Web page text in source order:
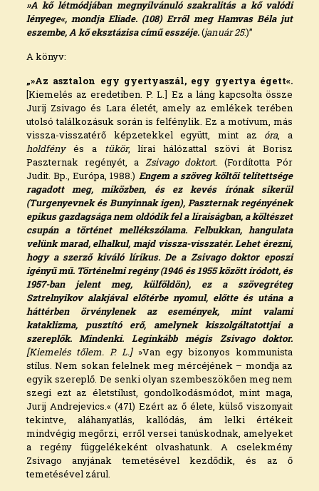
»A kő létmódjában megnyilvánuló szakralitás a kő valódi
lényege«, mondja Eliade. (108) Erről meg Hamvas Béla jut
eszembe, A kő eksztázisa című esszéje.(január 25.)”
A könyv:
„»Az asztalon egy gyertyaszál, egy gyertya égett«.
[Kiemelés az eredetiben. P. L.] Ez a láng kapcsolta össze
Jurij Zsivago és Lara életét, amely az emlékek terében
utolsó találkozásuk során is felfénylik. Ez a motívum, más
vissza-visszatérő képzetekkel együtt, mint az óra, a
holdfényés a tükör, lírai hálózattal szövi át Borisz
Paszternak regényét, a Zsivago doktort. (Fordította Pór
Judit. Bp., Európa, 1988.) Engem a szöveg költői telítettsége
ragadott meg, miközben, és ez kevés írónak sikerül
(Turgenyevnek és Bunyinnak igen), Paszternak regényének
epikus gazdagsága nem oldódik fel a líraiságban, a költészet
csupán a történet mellékszólama. Felbukkan, hangulata
velünk marad, elhalkul, majd vissza-visszatér. Lehet érezni,
hogy a szerző kiváló lírikus. De a Zsivago doktor eposzi
igényű mű. Történelmi regény (1946 és 1955 között íródott, és
1957-ban jelent meg, külföldön), ez a szövegréteg
Sztrelnyikov alakjával előtérbe nyomul, előtte és utána a
háttérben örvénylenek az események, mint valami
kataklizma, pusztító erő, amelynek kiszolgáltatottjai a
szereplők. Mindenki. Leginkább mégis Zsivago doktor.
[Kiemelés tőlem. P. L.] »Van egy bizonyos kommunista
stílus. Nem sokan felelnek meg mércéjének – mondja az
egyik szereplő. De senki olyan szembeszökően meg nem
szegi ezt az életstílust, gondolkodásmódot, mint maga,
Jurij Andrejevics.« (471) Ezért az ő élete, külső viszonyait
tekintve, aláhanyatlás, kallódás, ám lelki értékeit
mindvégig megőrzi, erről versei tanúskodnak, amelyeket
a regény függelékeként olvashatunk. A cselekmény
Zsivago anyjának temetésével kezdődik, és az ő
temetésével zárul.